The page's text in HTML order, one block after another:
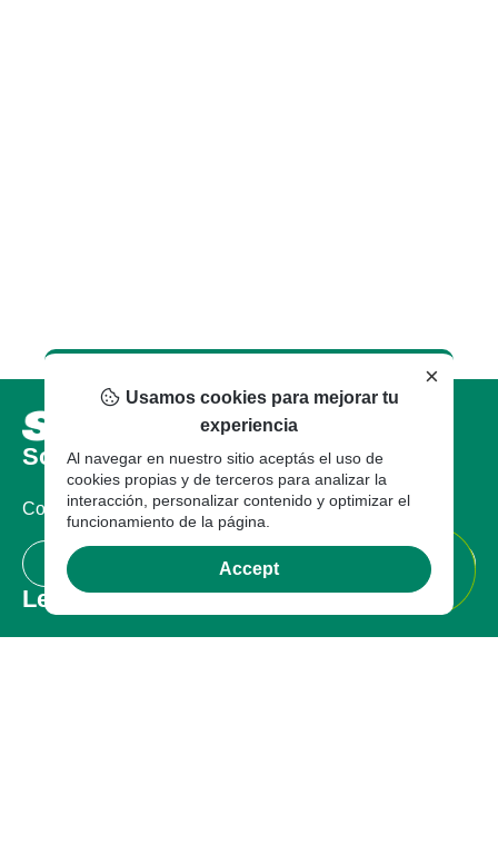
Sobre nosotros
Compañia
Certificaciones
Legal
×
Usamos cookies para mejorar tu
experiencia
Al navegar en nuestro sitio aceptás el uso de
cookies propias y de terceros para analizar la
interacción, personalizar contenido y optimizar el
funcionamiento de la página.
Accept